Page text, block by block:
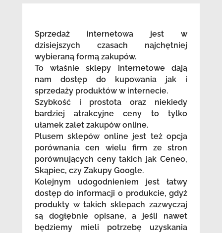
Sprzedaż internetowa jest w
dzisiejszych czasach najchętniej
wybieraną formą zakupów.
To właśnie sklepy internetowe dają
nam dostęp do kupowania jak i
sprzedaży produktów w internecie.
Szybkość i prostota oraz niekiedy
bardziej atrakcyjne ceny to tylko
ułamek zalet zakupów online.
Plusem sklepów online jest też opcja
porównania cen wielu firm ze stron
porównujących ceny takich jak Ceneo,
Skąpiec, czy Zakupy Google.
Kolejnym udogodnieniem jest łatwy
dostęp do informacji o produkcie, gdyż
produkty w takich sklepach zazwyczaj
są dogłębnie opisane, a jeśli nawet
będziemy mieli potrzebę uzyskania